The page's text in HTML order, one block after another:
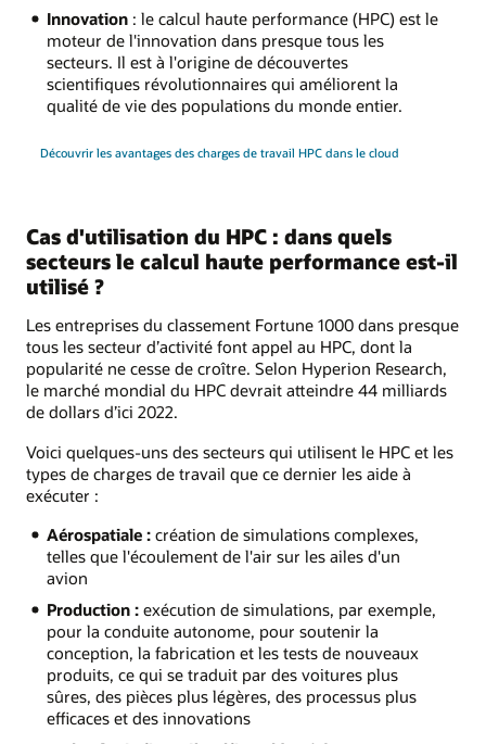
Innovation: le calcul haute performance (HPC) est le
moteur de l'innovation dans presque tous les
secteurs. Il est à l'origine de découvertes
scientifiques révolutionnaires qui améliorent la
qualité de vie des populations du monde entier.
Découvrir les avantages des charges de travail HPC dans le cloud
Cas d'utilisation du HPC : dans quels
secteurs le calcul haute performance est-il
utilisé ?
Les entreprises du classement Fortune 1000 dans presque
tous les secteur d’activité font appel au HPC, dont la
popularité ne cesse de croître. Selon Hyperion Research,
le marché mondial du HPC devrait atteindre 44 milliards
de dollars d’ici 2022.
Voici quelques-uns des secteurs qui utilisent le HPC et les
types de charges de travail que ce dernier les aide à
exécuter :
Aérospatiale :création de simulations complexes,
telles que l'écoulement de l'air sur les ailes d'un
avion
Production :exécution de simulations, par exemple,
pour la conduite autonome, pour soutenir la
conception, la fabrication et les tests de nouveaux
produits, ce qui se traduit par des voitures plus
sûres, des pièces plus légères, des processus plus
efficaces et des innovations